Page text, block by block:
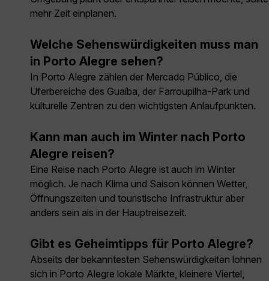
mehr Zeit einplanen.
Welche Sehenswürdigkeiten muss man
in Porto Alegre sehen?
In Porto Alegre zählen der Mercado Público, die
Uferbereiche des Guaíba, der Farroupilha-Park und
kulturelle Zentren zu den wichtigsten Anlaufpunkten.
Kann man auch im Winter nach Porto
Alegre reisen?
Eine Reise nach Porto Alegre ist auch im Winter
möglich. Je nach Klima und Saison können Wetter,
Öffnungszeiten und touristische Infrastruktur aber
anders sein als in der Hauptreisezeit.
Gibt es Geheimtipps für Porto Alegre?
Abseits der bekanntesten Sehenswürdigkeiten lohnen
sich in Porto Alegre lokale Märkte, kleinere Viertel,